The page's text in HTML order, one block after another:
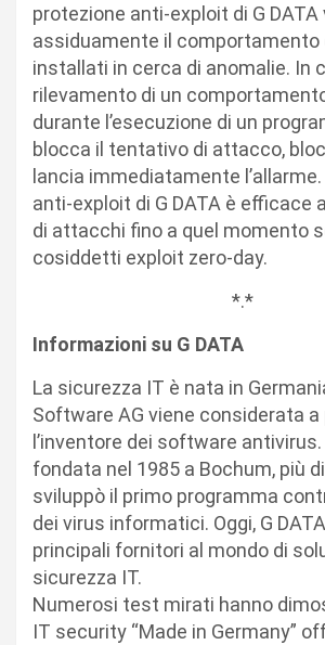
protezione anti-exploit di G
assiduamente il comportamento
installati in cerca di anomalie. In
rilevamento di un
durante l’esecuzione di un
blocca il tentativo di attacco,
lancia immediatamente
anti-exploit di G DATA è efficace
di attacchi fino a quel momento
cosiddetti exploit zero-day.
*.*
Informazioni su G DATA
La sicurezza IT è nata in
Software AG viene considerata
l’inventore dei software antivirus.
fondata nel 1985 a Bochum, più
sviluppò il primo programma
dei virus informatici. Oggi, G
principali fornitori al mondo di
sicurezza IT.
Numerosi test mirati hanno
IT security “Made in Germany”